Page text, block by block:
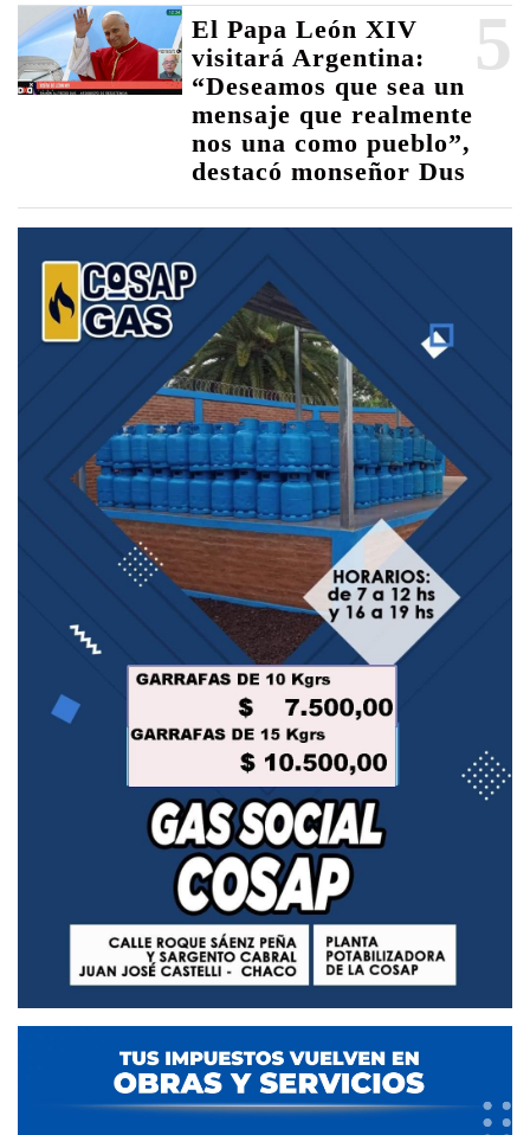
5
El Papa León XIV
visitará Argentina:
“Deseamos que sea un
mensaje que realmente
nos una como pueblo”,
destacó monseñor Dus